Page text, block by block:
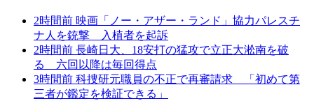
2時間前 映画「ノー・アザー・ランド」協力パレスチ
ナ人を銃撃 入植者を起訴
2時間前 長崎日大、18安打の猛攻で立正大淞南を破
る 六回以降は毎回得点
3時間前 科捜研元職員の不正で再審請求 「初めて第
三者が鑑定を検証できる」